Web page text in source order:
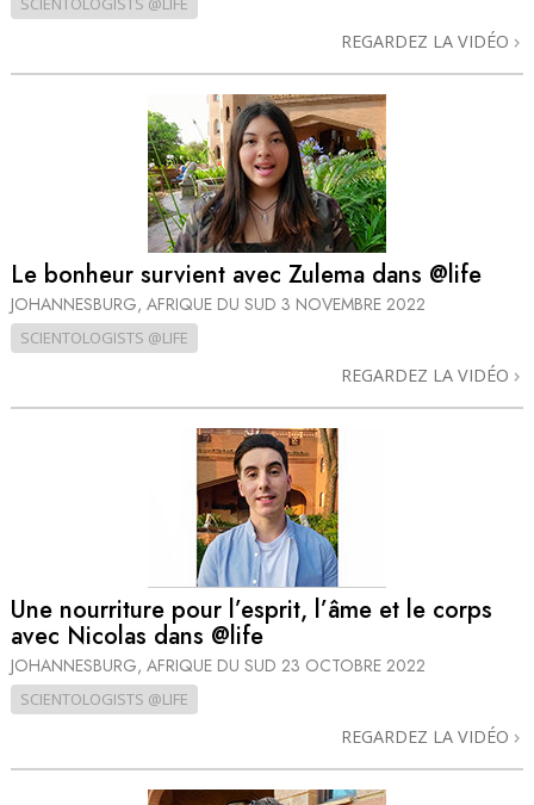
REGARDEZ LA VIDÉO
Le bonheur survient avec Zulema dans @life
JOHANNESBURG, AFRIQUE DU SUD 3 NOVEMBRE 2022
SCIENTOLOGISTS @LIFE
REGARDEZ LA VIDÉO
Une nourriture pour l’esprit, l’âme et le corps
avec Nicolas dans @life
JOHANNESBURG, AFRIQUE DU SUD 23 OCTOBRE 2022
SCIENTOLOGISTS @LIFE
REGARDEZ LA VIDÉO